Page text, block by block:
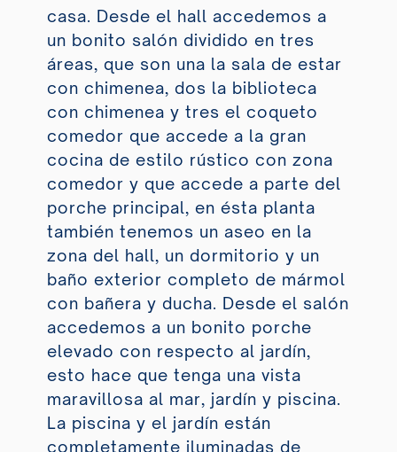
casa. Desde el hall accedemos a
un bonito salón dividido en tres
áreas, que son una la sala de estar
con chimenea, dos la biblioteca
con chimenea y tres el coqueto
comedor que accede a la gran
cocina de estilo rústico con zona
comedor y que accede a parte del
porche principal, en ésta planta
también tenemos un aseo en la
zona del hall, un dormitorio y un
baño exterior completo de mármol
con bañera y ducha. Desde el salón
accedemos a un bonito porche
elevado con respecto al jardín,
esto hace que tenga una vista
maravillosa al mar, jardín y piscina.
La piscina y el jardín están
completamente iluminadas de